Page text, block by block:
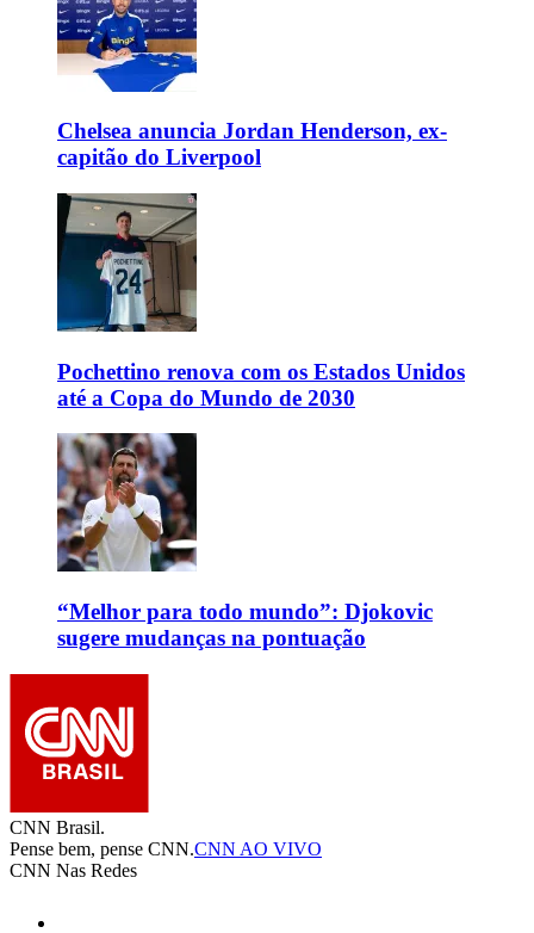
Chelsea anuncia Jordan Henderson, ex-
capitão do Liverpool
Pochettino renova com os Estados Unidos
até a Copa do Mundo de 2030
“Melhor para todo mundo”: Djokovic
sugere mudanças na pontuação
CNN Brasil.
Pense bem, pense CNN.CNN AO VIVO
CNN Nas Redes